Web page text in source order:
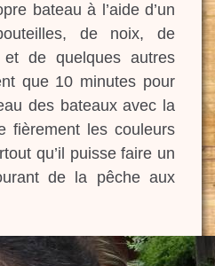
bateau à l’aide d’un
de noix, de
de quelques autres
que 10 minutes pour
des bateaux avec la
fièrement les couleurs
qu’il puisse faire un
de la pêche aux